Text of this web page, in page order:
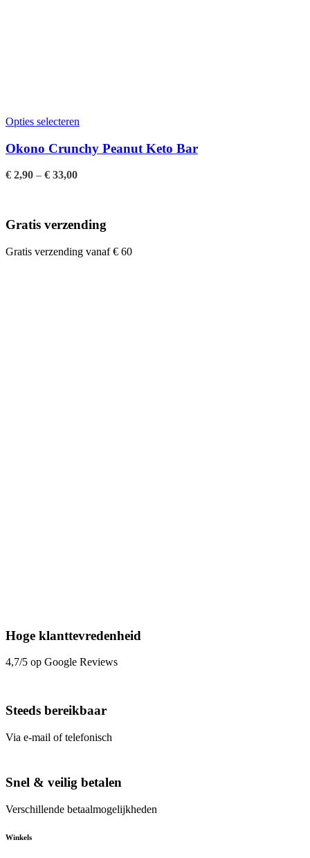
Opties selecteren
Okono Crunchy Peanut Keto Bar
€ 2,90 – € 33,00
Gratis verzending
Gratis verzending vanaf € 60
Hoge klanttevredenheid
4,7/5 op Google Reviews
Steeds bereikbaar
Via e-mail of telefonisch
Snel & veilig betalen
Verschillende betaalmogelijkheden
Winkels